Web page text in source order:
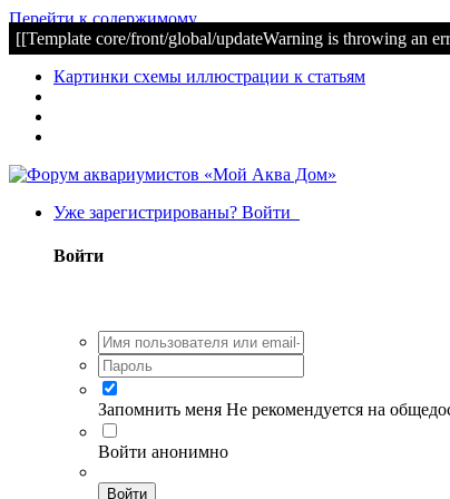
Перейти к содержимому
[[Template core/front/global/updateWarning is throwing an
Картинки схемы иллюстрации к статьям
Уже зарегистрированы? Войти
Войти
Запомнить меня Не рекомендуется на
Войти анонимно
Войти